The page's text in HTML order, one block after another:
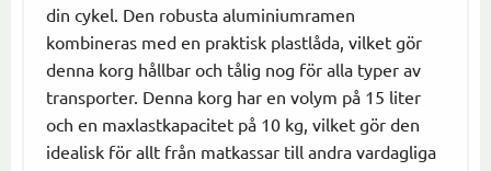
din cykel. Den robusta aluminiumramen
kombineras med en praktisk plastlåda, vilket gör
denna korg hållbar och tålig nog för alla typer av
transporter. Denna korg har en volym på 15 liter
och en maxlastkapacitet på 10 kg, vilket gör den
idealisk för allt från matkassar till andra vardagliga